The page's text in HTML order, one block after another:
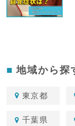
地域から探
東京都
千葉県